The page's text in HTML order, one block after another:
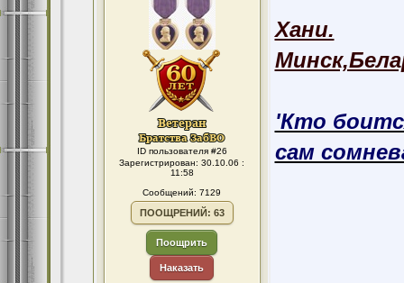
ID пользователя #26
Зарегистрирован: 30.10.06 :
11:58
Сообщений: 7129
ПООЩРЕНИЙ: 63
Поощрить
Наказать
Хани.
'Кто
сам